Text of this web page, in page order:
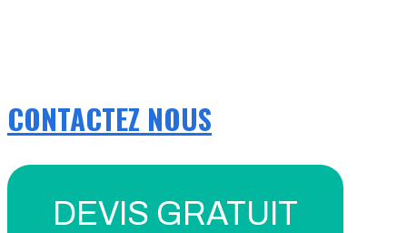
CONTACTEZ NOUS
DEVIS GRATUIT